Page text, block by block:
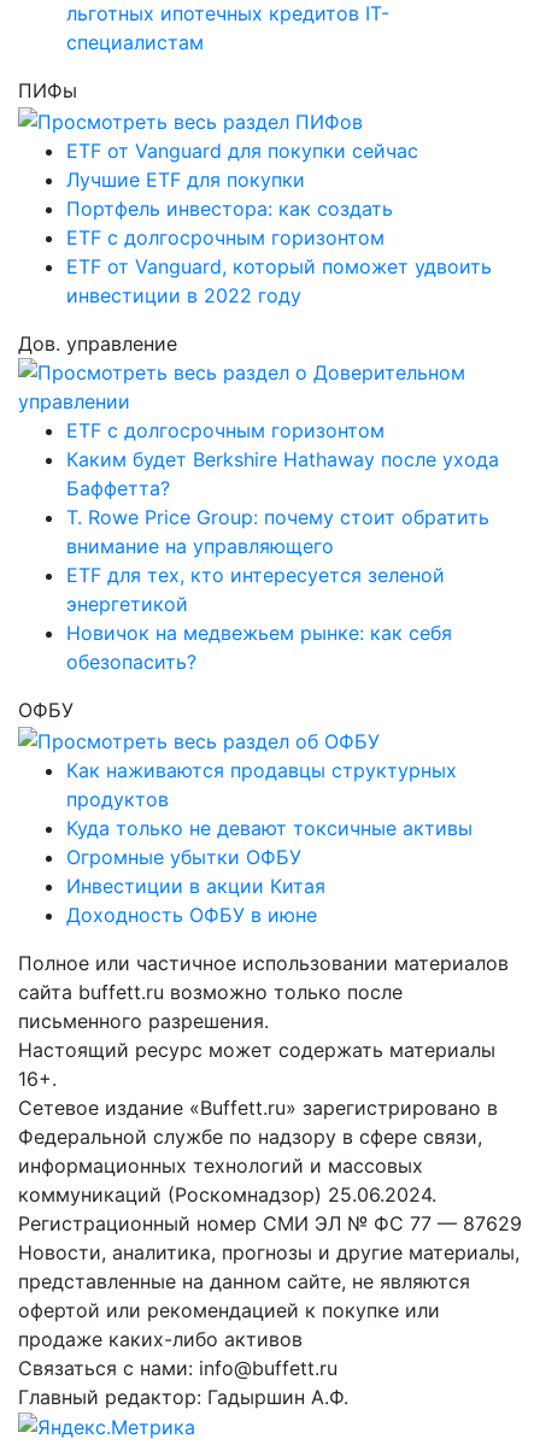
льготных ипотечных кредитов IT-
специалистам
ПИФы
ETF от Vanguard для покупки сейчас
Лучшие ETF для покупки
Портфель инвестора: как создать
ETF с долгосрочным горизонтом
ETF от Vanguard, который поможет удвоить
инвестиции в 2022 году
Дов. управление
ETF с долгосрочным горизонтом
Каким будет Berkshire Hathaway после ухода
Баффетта?
T. Rowe Price Group: почему стоит обратить
внимание на управляющего
ETF для тех, кто интересуется зеленой
энергетикой
Новичок на медвежьем рынке: как себя
обезопасить?
ОФБУ
Как наживаются продавцы структурных
продуктов
Куда только не девают токсичные активы
Огромные убытки ОФБУ
Инвестиции в акции Китая
Доходность ОФБУ в июне
Полное или частичное использовании материалов
сайта buffett.ru возможно только после
письменного разрешения.
Настоящий ресурс может содержать материалы
16+.
Сетевое издание «Buffett.ru» зарегистрировано в
Федеральной службе по надзору в сфере связи,
информационных технологий и массовых
коммуникаций (Роскомнадзор) 25.06.2024.
Регистрационный номер СМИ ЭЛ № ФС 77 — 87629
Новости, аналитика, прогнозы и другие материалы,
представленные на данном сайте, не являются
офертой или рекомендацией к покупке или
продаже каких-либо активов
Связаться с нами: info@buffett.ru
Главный редактор: Гадыршин А.Ф.